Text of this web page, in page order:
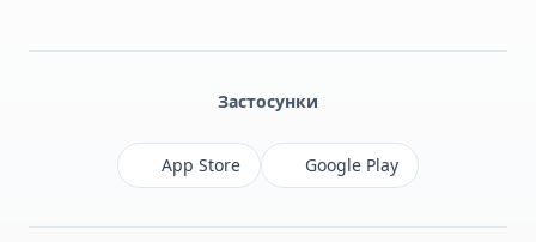
Застосунки
App Store Google Play